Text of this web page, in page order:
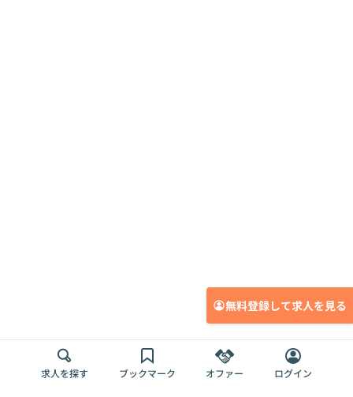
無料登録して求人を見る
求人を探す ブックマーク オファー ログイン